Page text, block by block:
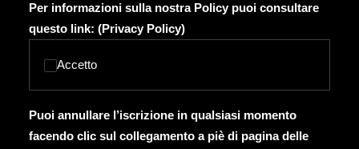
Per informazioni sulla nostra Policy puoi consultare
questo link: (Privacy Policy)
Accetto
Puoi annullare l’iscrizione in qualsiasi momento
facendo clic sul collegamento a piè di pagina delle